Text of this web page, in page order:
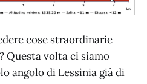
cose straordinarie
Questa volta ci siamo
angolo di Lessinia già di